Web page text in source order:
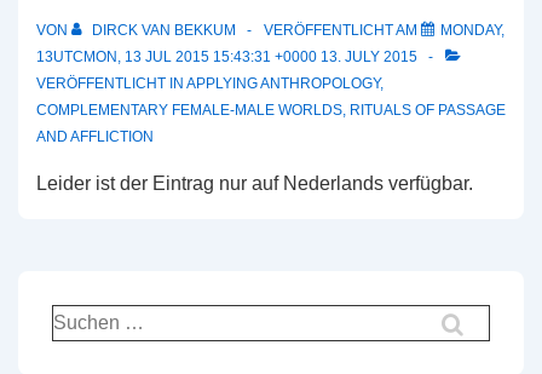
VON DIRCK VAN BEKKUM VERÖFFENTLICHT AM
MONDAY,
13UTCMON, 13 JUL 2015 15:43:31 +0000 13. JULY 2015
VERÖFFENTLICHT IN APPLYING ANTHROPOLOGY,
COMPLEMENTARY FEMALE-MALE WORLDS RITUALS OF PASSAGE
AND AFFLICTION
Leider ist der Eintrag nur auf Nederlands verfügbar.
Suche
nach: